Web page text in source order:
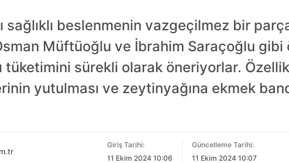
sağlıklı beslenmenin vazgeçilmez bir
Müftüoğlu ve İbrahim Saraçoğlu gibi
tüketimini sürekli olarak öneriyorlar.
yutulması ve zeytinyağına ekmek
Giriş Tarihi:
11 Ekim 2024 10:06
Güncelleme Tarihi:
11 Ekim 2024 10:07